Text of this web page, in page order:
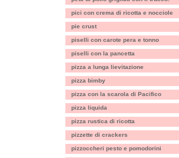
pici con crema di ricotta e nocciole
pie crust
piselli con carote pera e tonno
piselli con la pancetta
pizza a lunga lievitazione
pizza bimby
pizza con la scarola di Pacifico
pizza liquida
pizza rustica di ricotta
pizzette di crackers
pizzoccheri pesto e pomodorini